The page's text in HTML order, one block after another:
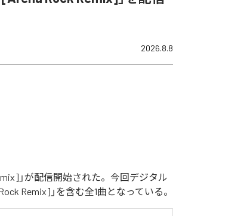
2026.8.8
」が配信開始された。今回デジタル
Remix]」を含む全1曲となっている。